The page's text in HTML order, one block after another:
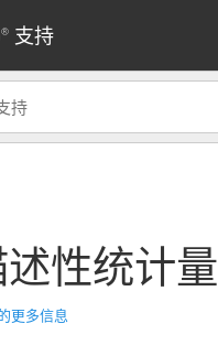
® 支持
性统计量
更多信息